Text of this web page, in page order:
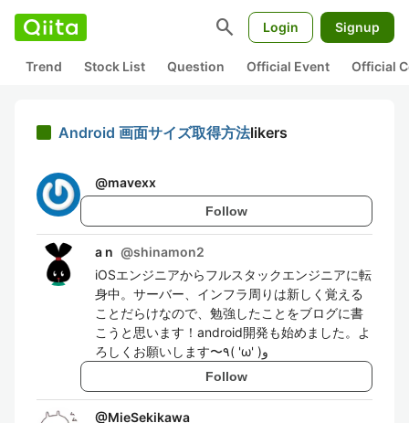
search Login Signup
Trend Stock List Question Official Event Official
Android 画面サイズ取得方法likers
@mavexx
Follow
a n @shinamon2
iOSエンジニアからフルスタックエンジニアに転
身中。サーバー、インフラ周りは新しく覚える
ことだらけなので、勉強したことをブログに書
こうと思います！android開発も始めました。よ
ろしくお願いします〜٩( 'ω' )و
Follow
@MieSekikawa